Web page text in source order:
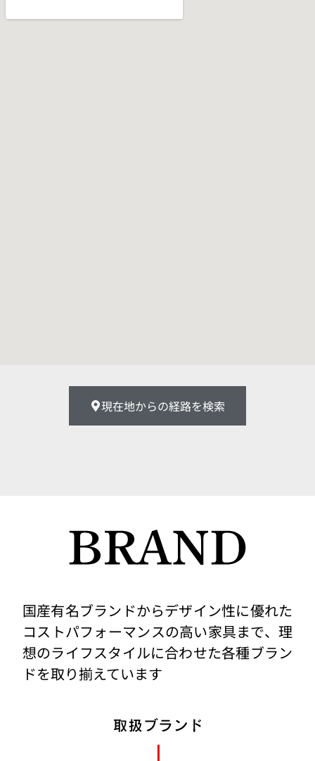
現在地からの経路を検索
国産有名ブランドからデザイン性に優れた
コストパフォーマンスの高い家具まで、 理
想のライフスタイルに合わせた各種ブラン
ドを取り揃えています